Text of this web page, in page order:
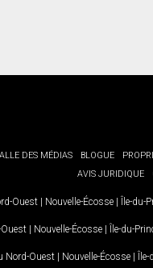
DES MÉDIAS BLOGUE
AVIS JURIDIQUE
Ouest | Nouvelle-Écosse | Île-du-
| Nouvelle-Écosse | Île-du-
Nord-Ouest | Nouvelle-Écosse | Île-